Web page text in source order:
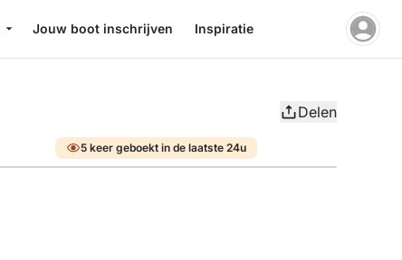
Jouw boot inschrijven Inspiratie
Delen
5 keer geboekt in de laatste 24u